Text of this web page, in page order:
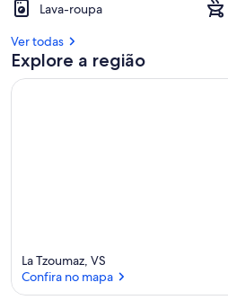
Lava-roupa
Ver todas
Explore a região
La Tzoumaz, VS
Confira no mapa